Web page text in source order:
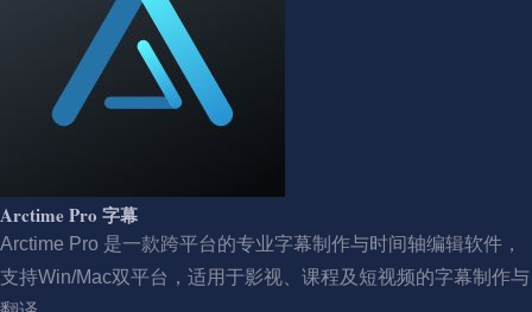
Arctime Pro 字幕
Arctime Pro 是一款跨平台的专业字幕制作与时间轴编辑软件，
支持Win/Mac双平台，适用于影视、课程及短视频的字幕制作与